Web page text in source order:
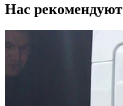
Нас рекомендуют